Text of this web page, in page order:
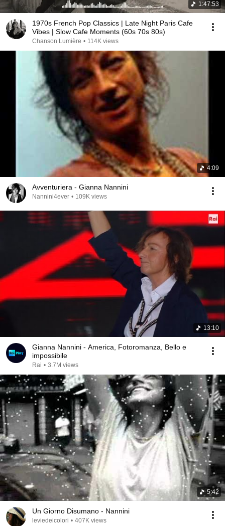
1:47:53
1970s French Pop Classics | Late Night Paris Cafe
Vibes | Slow Cafe Moments (60s 70s 80s)
Chanson Lumière • 114K views
4:09
Avventuriera - Gianna Nannini
Nannini4ever • 109K views
13:10
Gianna Nannini - America, Fotoromanza, Bello e
impossibile
Rai • 3.7M views
5:42
Un Giorno Disumano - Nannini
leviedeicolori • 407K views